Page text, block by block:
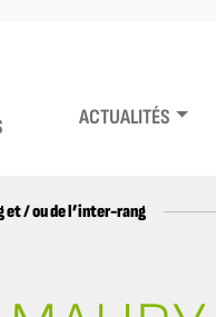
ACTUALITÉS
et / ou de l’inter-rang